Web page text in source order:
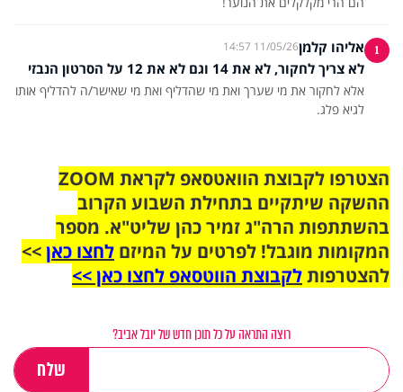
1 אליהו קלמן11/05/26 14:57
לא צריך לחקור, לא את 14 וגם לא את 12 על הסרטון הנבזי
אלא לחקור את מי שערך ואת מי שהדליף ואת מי שאישר/ה להדליף אותו
לגיא פלג.
הצטרפו לקבוצת הוואטסאפ לקראת ZOOM
ההשקה שיתקיים בתחילת השבוע הקרוב
בהשתתפות הרה"ג זמיר כהן שליט"א. מספר
המקומות מוגבל! לפרטים על המיזם לחצו כאן>>
להצטרפותלקבוצת הווטסאפ לחצו כאן >>
רוצה התראה על כל תוכן חדש של יובל אביב?